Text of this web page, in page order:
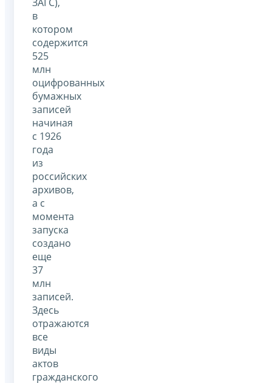
в
котором
содержится
525
млн
оцифрованных
бумажных
записей
начиная
с 1926
года
из
российских
архивов,
а с
момента
запуска
создано
еще
37
млн
записей.
Здесь
отражаются
все
виды
актов
гражданского